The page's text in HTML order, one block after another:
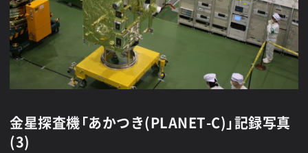
金星探査機「あかつき(PLANET-C)」記録写真
(3)